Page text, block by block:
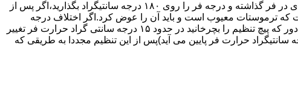
اگر حرارت فر خیلی زیاد یا خیلی کم باشد ترموستات آن احتیاج به تنظیم دارد برای این کار به طریق زیر عمل کنید.یک دما سنج جیوه ای در فر گذاشته و درجه فر را روی ۱۸۰ درجه سانتیگراد بگذارید،اگر پس از
که فر را تنظیم کرده اید بیش از ۴۰ درجه سانتیگراد باشد دلیل آنست که ترموستات معیوب است و باید آن را عوض کرد.اگر اختلاف درجه
دماسنج با آنچه که فر را تنظیم کرده اید کم باشد دکمه کنترل را بسته و پیچ تنظیم کننده را به طرف زیاد یا کم بچرخانید.هر یک چهارم دور که پیچ تنظیم را بچرخانید در حدود ۱۵ درجه سانتی گراد حرارت فر تغییر
پیچ تنظیم را در جهت زیاد بچرخانید ۱۵ درجه سانتی گراد حرارت فر بالا می رود و اگر در جهت کم چرخانیده شود ۱۵ درجه سانتیگراد حرارت فر پایین می آید)پس از این تنظیم مجددا به طریقی که